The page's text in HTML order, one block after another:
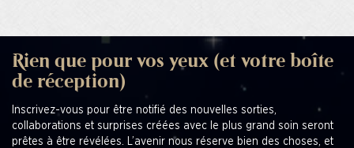
Rien que pour vos yeux (et votre boîte
de réception)
Inscrivez-vous pour être notifié des nouvelles sorties,
collaborations et surprises créées avec le plus grand soin seront
prêtes à être révélées. L’avenir nous réserve bien des choses, et